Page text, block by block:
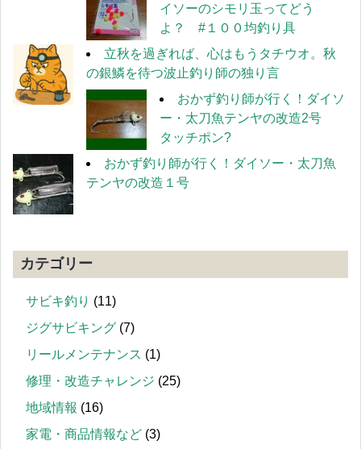
イソーのシモリ玉ってどう
よ？ #１００均釣り具
立秋を過ぎれば、心はもうタチウオ。秋
の銀鱗を待つ波止釣り師の独り言
おかず釣り師が行く！ダイソ
ー・太刀魚テンヤの改造2号
タッチポン?
おかず釣り師が行く！ダイソー・太刀魚
テンヤの改造１号
カテゴリー
サビキ釣り (11)
ジグサビキング (7)
リールメンテナンス (1)
修理・改造チャレンジ (25)
地域情報 (16)
家電・商品情報など (3)